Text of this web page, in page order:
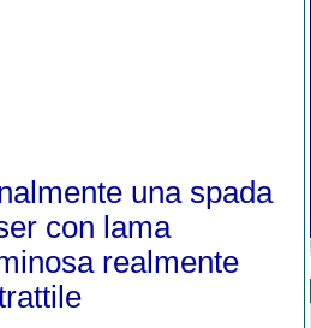
una spada
con lama
realmente